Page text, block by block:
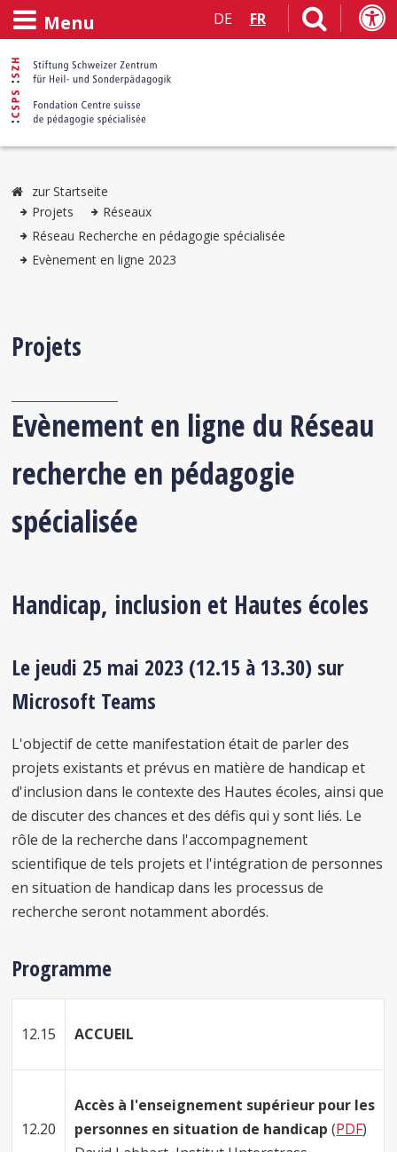
Menu DE FR
zur Startseite
Projets
Réseaux
Réseau Recherche en pédagogie spécialisée
Evènement en ligne 2023
Projets
Evènement en ligne du Réseau
recherche en pédagogie
spécialisée
Handicap, inclusion et Hautes écoles
Le jeudi 25 mai 2023 (12.15 à 13.30) sur
Microsoft Teams
L'objectif de cette manifestation était de parler des
projets existants et prévus en matière de handicap et
d'inclusion dans le contexte des Hautes écoles, ainsi que
de discuter des chances et des défis qui y sont liés. Le
rôle de la recherche dans l'accompagnement
scientifique de tels projets et l'intégration de personnes
en situation de handicap dans les processus de
recherche seront notamment abordés.
Programme
12.15 ACCUEIL
12.20
Accès à l'enseignement supérieur pour les
personnes en situation de handicap(PDF)